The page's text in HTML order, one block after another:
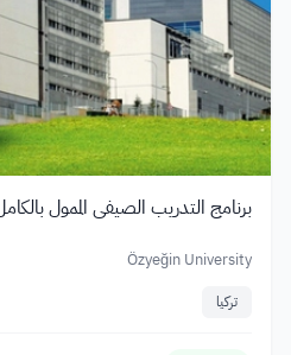
برنامج التدريب الصيفي الممول
Özyeğin University
تركيا